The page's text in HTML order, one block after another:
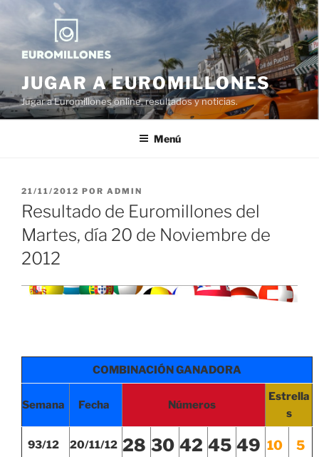
contenido
JUGAR A EUROMILLONES
Jugar a Euromillones online, resultados y noticias.
Menú
PUBLICADO
EL
21/11/2012 POR ADMIN
Resultado de Euromillones del
Martes, día 20 de Noviembre de
2012
COMBINACIÓN GANADORA
Semana Fecha Números
Estrella
s
93/12 20/11/12 28 30 42 45 49 10 5